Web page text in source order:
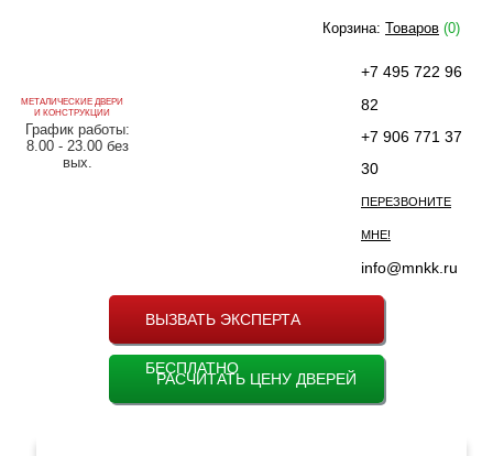
МЕТАЛИЧЕСКИЕ ДВЕРИ
И КОНСТРУКЦИИ
График работы:
8.00 - 23.00 без
вых.
+7 495 722 96
82
+7 906 771 37
30
ПЕРЕЗВОНИТЕ
МНЕ!
info@mnkk.ru
ВЫЗВАТЬ ЭКСПЕРТА
БЕСПЛАТНО
РАСЧИТАТЬ ЦЕНУ ДВЕРЕЙ
Корзина: Товаров (0)